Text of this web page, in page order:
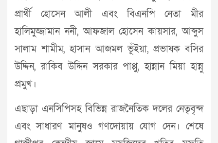
প্রার্থী হোসেন আলী এবং বিএনপি নেতা মীর
হালিমুজ্জামান ননী, আফজাল হোসেন কায়সার, আব্দুস
সালাম শামীম, হাসান আজমল ভূঁইয়া, প্রভাষক বসির
উদ্দিন, রাকিব উদ্দিন সরকার পাপ্পু, হান্নান মিয়া হান্নু
প্রমুখ।
এছাড়া এনসিপিসহ বিভিন্ন রাজনৈতিক দলের নেতৃবৃন্দ
এবং সাধারণ মানুষও গণদোয়ায় যোগ দেন। শেষে